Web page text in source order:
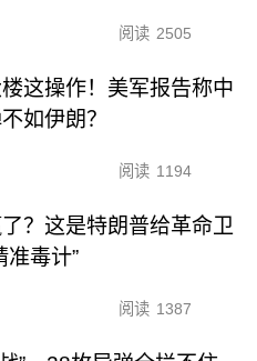
阅读 2505
这操作！美军报告称中
如伊朗？
阅读 1194
？这是特朗普给革命卫
准毒计”
阅读 1387